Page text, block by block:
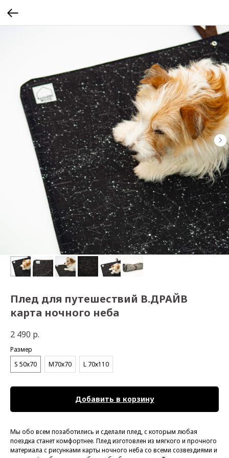
Плед для путешествий B.ДРАЙВ
карта ночного неба
2 490 р.
Размер
S 50х70
M70х70 L 70х110
Добавить в корзину
Мы обо всем позаботились и сделали плед, с которым любая
поездка станет комфортнее. Плед изготовлен из мягкого и прочного
материала с рисунками карты ночного неба со всеми созвездиями и